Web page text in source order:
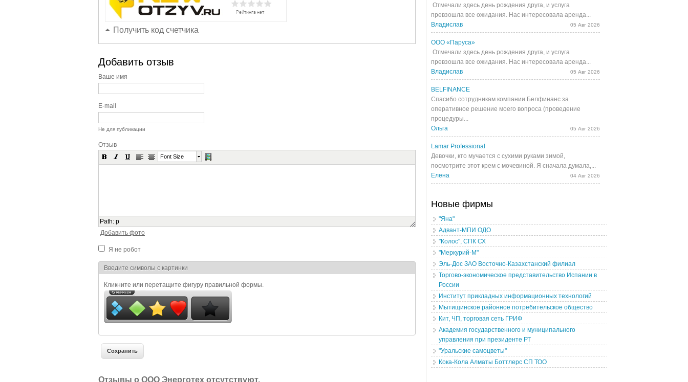
Получить код счетчика
Добавить отзыв
Ваше имя
E-mail
Не для публикации
Отзыв
Font Size
Path: p
Добавить фото
Я не робот
Я спамер
Введите символы с картинки
Кликните или перетащите фигуру правильной формы.
Отзывы о ООО Энерготех отсутствуют.
Отмечали здесь день рождения друга, и услуга
превзошла все ожидания. Нас интересовала аренда...
Владислав
05 Авг 2026
ООО «Паруса»
Отмечали здесь день рождения друга, и услуга
превзошла все ожидания. Нас интересовала аренда...
Владислав
05 Авг 2026
BELFINANCE
Спасибо сотрудникам компании Белфинанс за
оперативное решение моего вопроса (проведение
процедуры...
Ольга
05 Авг 2026
Lamar Professional
Девочки, кто мучается с сухими руками зимой,
посмотрите этот крем с мочевиной. Я сначала думала,...
Елена
04 Авг 2026
Новые фирмы
"Яна"
Адвант-МПИ ОДО
"Колос", СПК СХ
"Меркурий-М"
Эль-Дос ЗАО Восточно-Казахстанский филиал
Торгово-экономическое представительство Испании в
России
Институт прикладных информационных технологий
Мытищинское районное потребительское общество
Кит, ЧП, торговая сеть ГРИФ
Академия государственного и муниципального
управления при президенте РТ
"Уральские самоцветы"
Кока-Кола Алматы Боттлерс СП ТОО